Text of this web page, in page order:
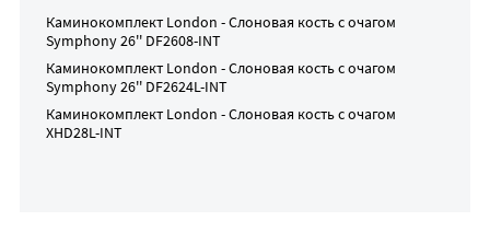
Каминокомплект London - Слоновая костьс очагом
Symphony 26'' DF2608-INT
Каминокомплект London - Слоновая костьс очагом
Symphony 26'' DF2624L-INT
Каминокомплект London - Слоновая костьс очагом
XHD28L-INT